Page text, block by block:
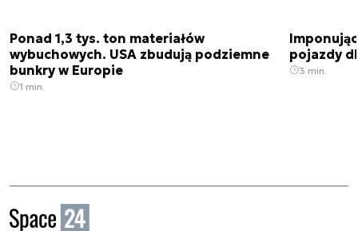
Ponad 1,3 tys. ton materiałów
wybuchowych. USA zbudują podziemne
bunkry w Europie
1 min.
pojazdy
3 min.